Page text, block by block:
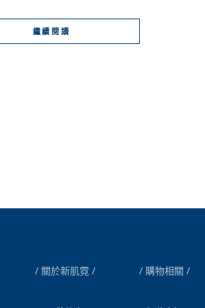
繼續閱讀
關於新肌霓 購物相關